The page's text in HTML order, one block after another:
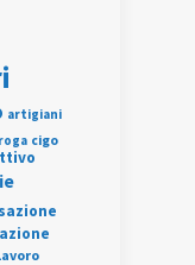
artigiani
cigo